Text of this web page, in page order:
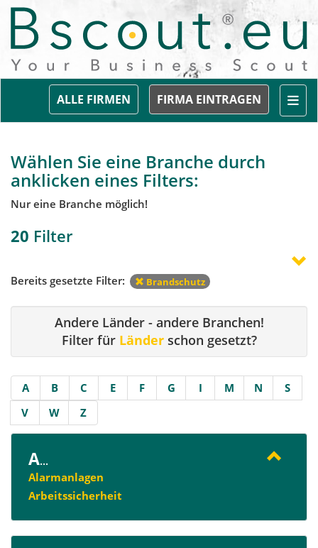
FIRMA EINTRAGEN
ALLE FIRMEN
Wählen Sie eine Branche durch
anklicken eines Filters:
Nur eine Branche möglich!
20 Filter
Bereits gesetzte Filter: Brandschutz
Andere Länder - andere Branchen!
Filter für Länderschon gesetzt?
A B C E F G I M N
S
V
W Z
A...
Alarmanlagen
Arbeitssicherheit